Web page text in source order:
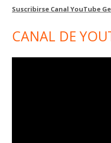
Suscribirse Canal YouTube
CANAL DE